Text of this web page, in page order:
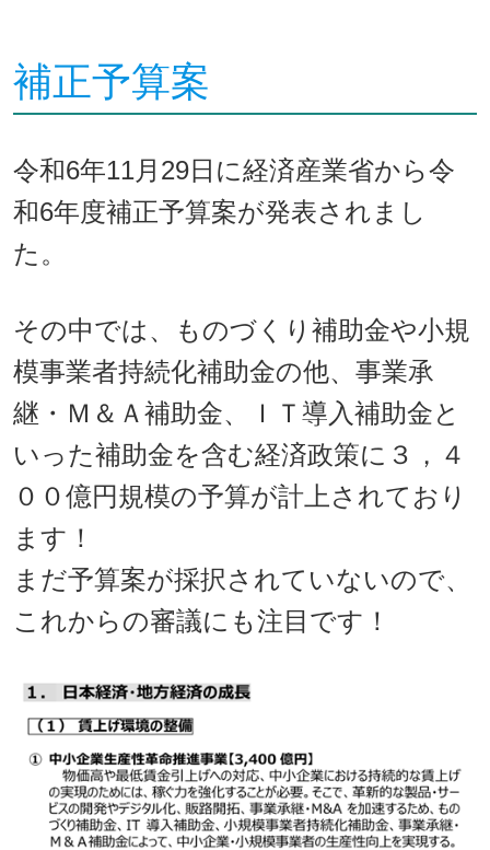
補正予算案
令和6年11月29日に経済産業省から令
和6年度補正予算案が発表されまし
た。
その中では、ものづくり補助金や小規
模事業者持続化補助金の他、事業承
継・Ｍ＆Ａ補助金、ＩＴ導入補助金と
いった補助金を含む経済政策に３，４
００億円規模の予算が計上されており
ます！
まだ予算案が採択されていないので、
これからの審議にも注目です！